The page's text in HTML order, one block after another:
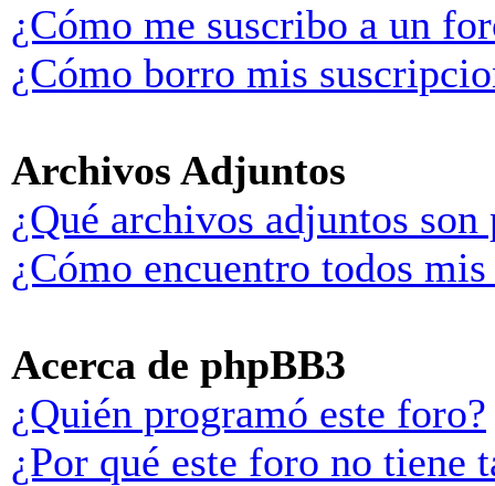
¿Cómo me suscribo a un
¿Cómo borro mis
Archivos Adjuntos
¿Qué archivos adjuntos
¿Cómo encuentro todos
Acerca de phpBB3
¿Quién programó este foro?
¿Por qué este foro no tiene